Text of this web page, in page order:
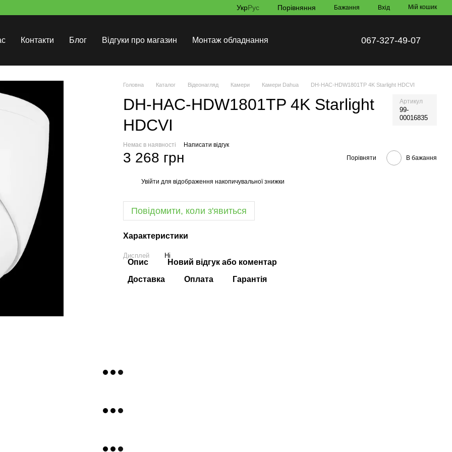
УкрРус Порівняння Бажання Вхід Мій кошик
Контакти Блог Відгуки про магазин Монтаж обладнання 067-327-49-07
Головна Каталог Відеонагляд Камери Камери Dahua DH-HAC-HDW1801TP 4K Starlight HDCVI
DH-HAC-HDW1801TP 4K Starlight
HDCVI
Артикул
99-
00016835
Немає в наявності Написати відгук
3 268 грн Порівняти В бажання
Увійти для відображення накопичувальної знижки
Повідомити, коли з'явиться
Характеристики
Дисплей Ні
Опис
Новий відгук або коментар
Доставка
Оплата Гарантія